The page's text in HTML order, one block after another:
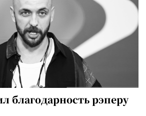
благодарность рэперу